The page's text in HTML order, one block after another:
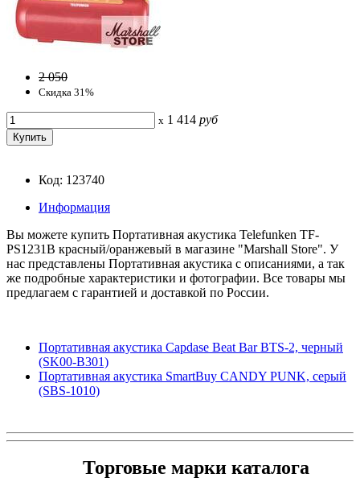
2 050
Скидка 31%
x 1 414 руб
Код: 123740
Информация
Вы можете купить Портативная акустика Telefunken TF-
PS1231B красный/оранжевый в магазине "Marshall Store". У
нас представлены Портативная акустика с описаниями, а так
же подробные характеристики и фотографии. Все товары мы
предлагаем с гарантией и доставкой по России.
Портативная акустика Capdase Beat Bar BTS-2, черный
(SK00-B301)
Портативная акустика SmartBuy CANDY PUNK, серый
(SBS-1010)
Торговые марки каталога